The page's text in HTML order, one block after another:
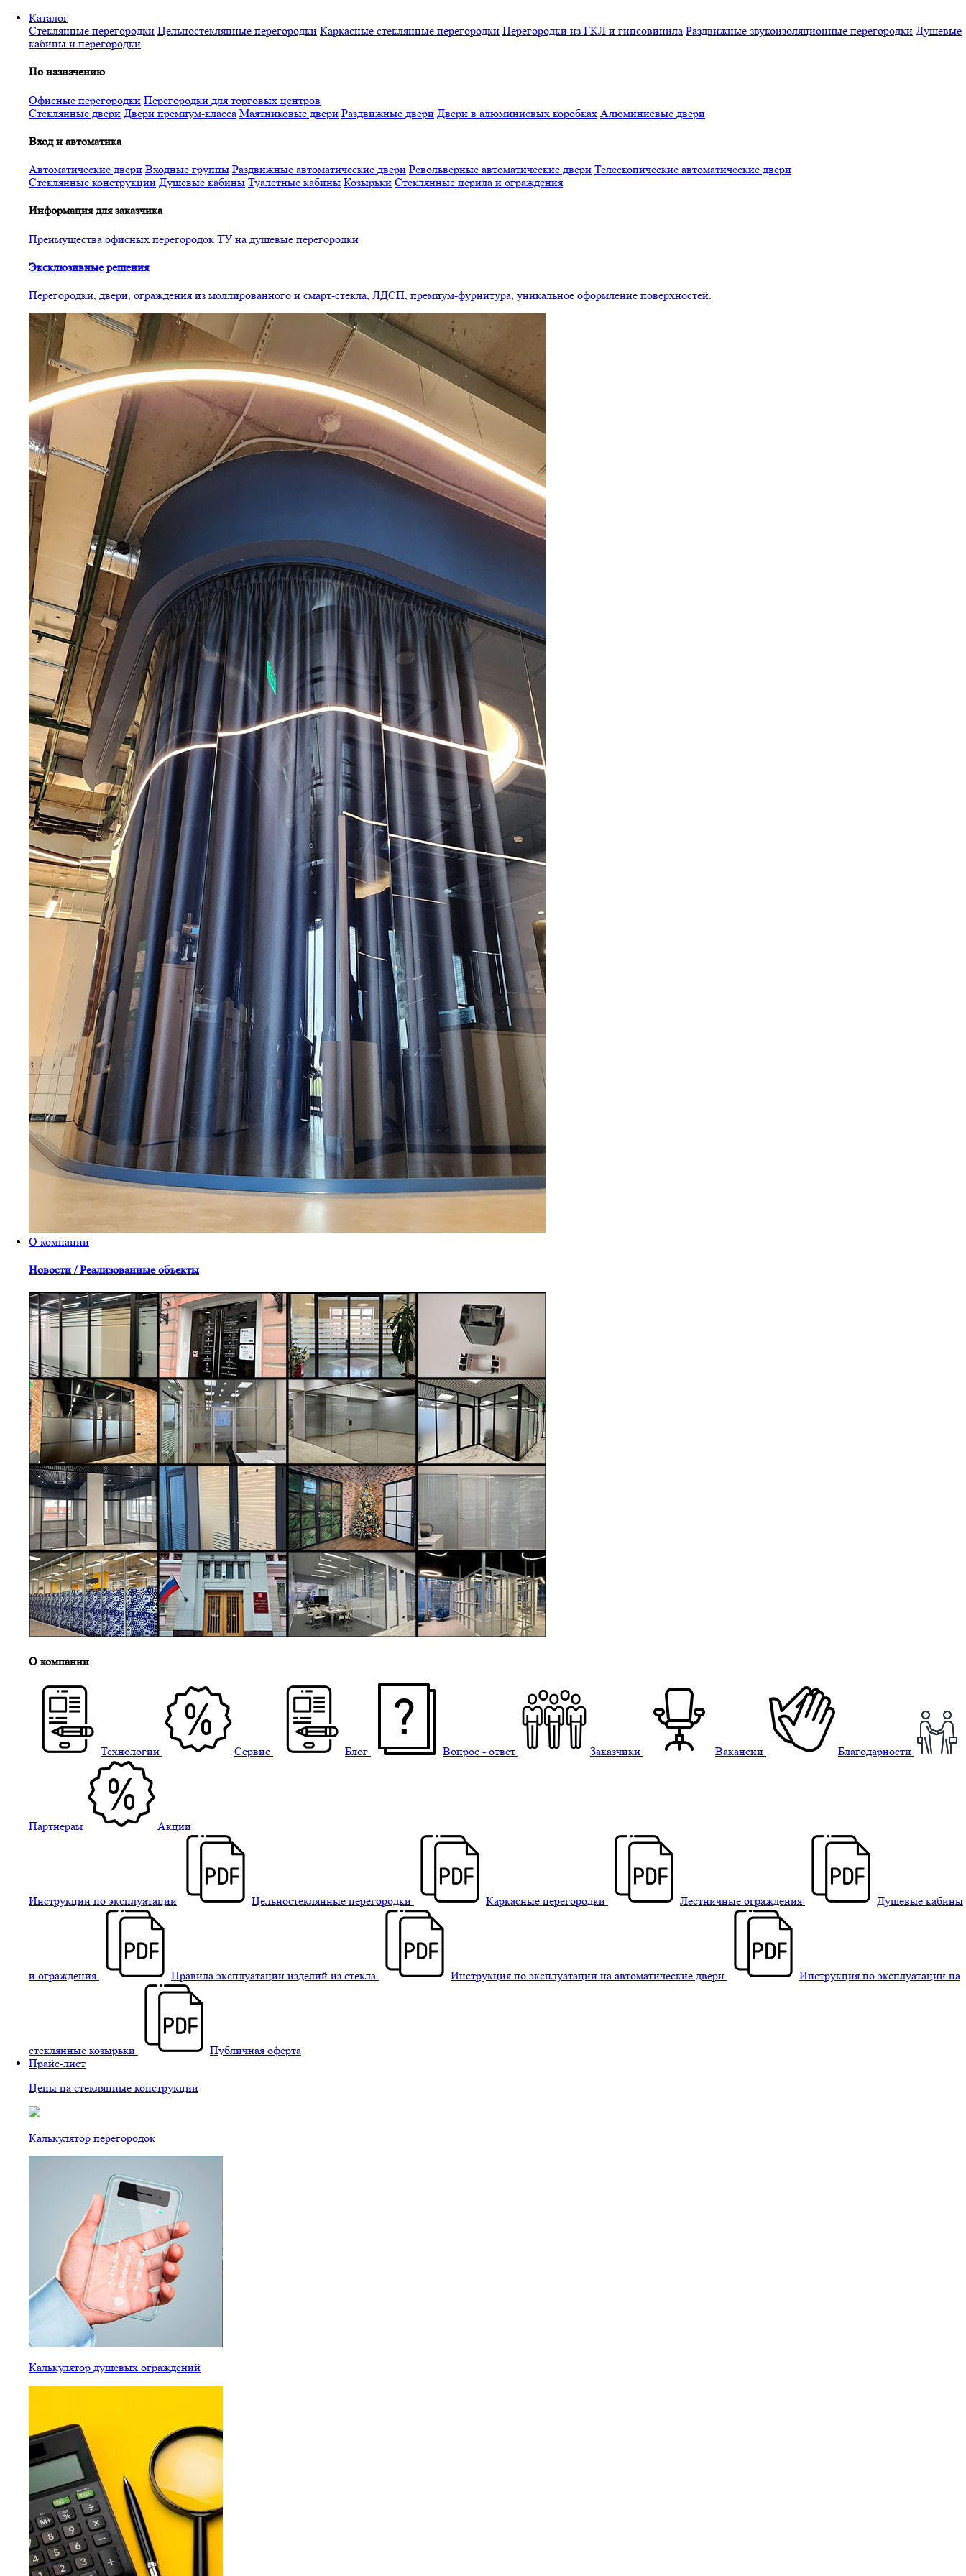
Перейти
основному
Каталог
Стеклянные перегородки Цельностеклянные перегородки Каркасные стеклянные перегородки Перегородки из ГКЛ и гипсовинила Раздвижные звукоизоляционные перегородки Душевые
кабины и перегородки
По назначению
Офисные перегородки Перегородки для торговых центров
Стеклянные двери Двери премиум-класса Маятниковые двери Раздвижные двери Двери в алюминиевых коробках Алюминиевые двери
Вход и автоматика
Автоматические двери Входные группы Раздвижные автоматические двери Револьверные автоматические двери Телескопические автоматические двери
Стеклянные конструкции Душевые кабины Туалетные кабины Козырьки Стеклянные перила и ограждения
Информация для заказчика
Преимущества офисных перегородок ТУ на душевые перегородки
Эксклюзивные решения
Перегородки, двери, ограждения из моллированного и смарт-стекла, ЛДСП, премиум-фурнитура, уникальное оформление поверхностей.
О компании
Новости / Реализованные объекты
О компании
Технологии Сервис Блог Вопрос - ответ Заказчики Вакансии Благодарности
Партнерам Акции
Инструкции по эксплуатации Цельностеклянные перегородки Каркасные перегородки Лестничные ограждения Душевые кабины
и ограждения Правила эксплуатации изделий из стекла Инструкция по эксплуатации на автоматические двери Инструкция по эксплуатации на
стеклянные козырьки
Публичная оферта
Прайс-лист
Цены на стеклянные конструкции
Калькулятор перегородок
Калькулятор душевых ограждений